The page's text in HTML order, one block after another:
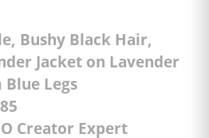
Bushy Black Hair,
Jacket on Lavender
Legs
Creator Expert